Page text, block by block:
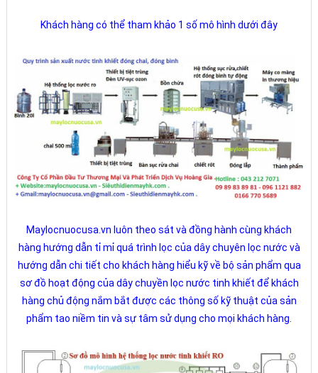
Khách hàng có thể tham khảo 1 số mô hình dưới đây
Maylocnuocusa.vn luôn theo sát và đồng hành cùng khách
hàng hướng dẫn tỉ mỉ quá trình lọc của dây chuyên lọc nước và
hướng dẫn chi tiết cho khách hàng hiểu kỹ về bộ sản phẩm qua
sơ đồ hoạt động của dây chuyền lọc nước tinh khiết để khách
hàng chủ động nắm bắt được các thông số kỹ thuật của sản
phẩm tao niềm tin và sự tâm sử dụng cho mọi khách hàng.